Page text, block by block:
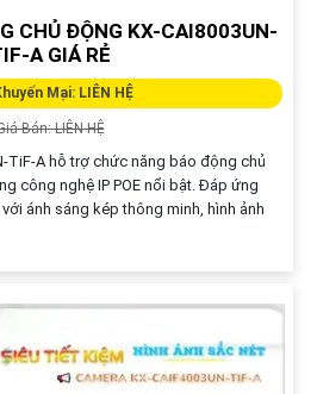
CHỦ ĐỘNG KX-CAI8003UN-
A GIÁ RẺ
Mại: LIÊN HỆ
Bán: LIÊN HỆ
TiF-A hỗ trợ chức năng báo động chủ
công nghệ IP POE nổi bật. Đáp ứng
ánh sáng kép thông minh, hình ảnh